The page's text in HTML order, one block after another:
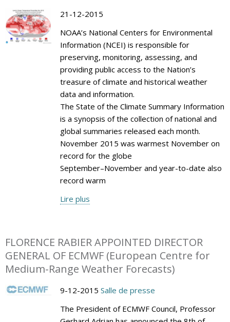
21-12-2015
NOAA’s National Centers for Environmental
Information (NCEI) is responsible for
preserving, monitoring, assessing, and
providing public access to the Nation’s
treasure of climate and historical weather
data and information.
The State of the Climate Summary Information
is a synopsis of the collection of national and
global summaries released each month.
November 2015 was warmest November on
record for the globe
September–November and year-to-date also
record warm
Lire plus
FLORENCE RABIER APPOINTED DIRECTOR
GENERAL OF ECMWF (European Centre for
Medium-Range Weather Forecasts)
9-12-2015 Salle de presse
The President of ECMWF Council, Professor